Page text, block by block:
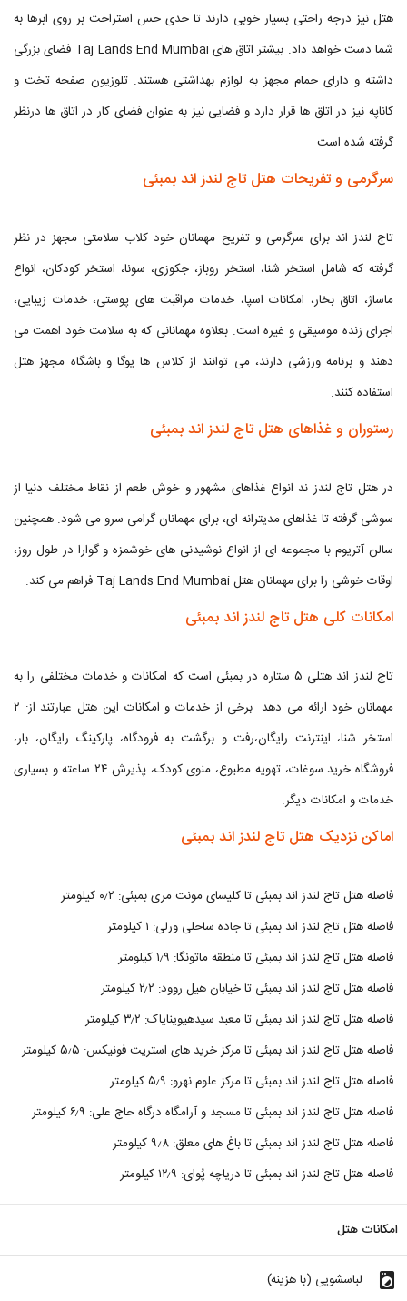
هتل نیز درجه راحتی بسیار خوبی دارند تا حدی حس استراحت بر روی ابرها به
شما دست خواهد داد. بیشتر اتاق های Taj Lands End Mumbai فضای بزرگی
داشته و دارای حمام مجهز به لوازم بهداشتی هستند. تلوزیون صفحه تخت و
کاناپه نیز در اتاق ها قرار دارد و فضایی نیز به عنوان فضای کار در اتاق ها درنظر
گرفته شده است.
سرگرمی و تفریحات هتل تاج لندز اند بمبئی
تاج لندز اند برای سرگرمی و تفریح مهمانان خود کلاب سلامتی مجهز در نظر
گرفته که شامل استخر شنا، استخر روباز، جکوزی، سونا، استخر کودکان، انواع
ماساژ، اتاق بخار، امکانات اسپا، خدمات مراقبت های پوستی، خدمات زیبایی،
اجرای زنده موسیقی و غیره است. بعلاوه مهمانانی که به سلامت خود اهمت می
دهند و برنامه ورزشی دارند، می توانند از کلاس ها یوگا و باشگاه مجهز هتل
استفاده کنند.
رستوران و غذاهای هتل تاج لندز اند بمبئی
در هتل تاج لندز ند انواع غذاهای مشهور و خوش طعم از نقاط مختلف دنیا از
سوشی گرفته تا غذاهای مدیترانه ای، برای مهمانان گرامی سرو می شود. همچنین
سالن آتریوم با مجموعه ای از انواع نوشیدنی های خوشمزه و گوارا در طول روز،
اوقات خوشی را برای مهمانان هتل Taj Lands End Mumbai فراهم می کند.
امکانات کلی هتل تاج لندز اند بمبئی
تاج لندز اند هتلی ۵ ستاره در بمبئی است که امکانات و خدمات مختلفی را به
مهمانان خود ارائه می دهد. برخی از خدمات و امکانات این هتل عبارتند از: ۲
استخر شنا، اینترنت رایگان،رفت و برگشت به فرودگاه، پارکینگ رایگان، بار،
فروشگاه خرید سوغات، تهویه مطبوع، منوی کودک، پذیرش ۲۴ ساعته و بسیاری
خدمات و امکانات دیگر.
اماکن نزدیک هتل تاج لندز اند بمبئی
فاصله هتل تاج لندز اند بمبئی تا کلیسای مونت مری بمبئی: ۰٫۲ کیلومتر
فاصله هتل تاج لندز اند بمبئی تا جاده ساحلی ورلی: ۱ کیلومتر
فاصله هتل تاج لندز اند بمبئی تا منطقه ماتونگا: ۱٫۹ کیلومتر
فاصله هتل تاج لندز اند بمبئی تا خیابان هیل روود: ۲٫۲ کیلومتر
فاصله هتل تاج لندز اند بمبئی تا معبد سیدهیوینایاک: ۳٫۲ کیلومتر
فاصله هتل تاج لندز اند بمبئی تا مرکز خرید های استریت فونیکس: ۵٫۵ کیلومتر
فاصله هتل تاج لندز اند بمبئی تا مرکز علوم نهرو: ۵٫۹ کیلومتر
فاصله هتل تاج لندز اند بمبئی تا مسجد و آرامگاه درگاه حاج علی: ۶٫۹ کیلومتر
فاصله هتل تاج لندز اند بمبئی تا باغ های معلق: ۹٫۸ کیلومتر
فاصله هتل تاج لندز اند بمبئی تا دریاچه پُوای: ۱۲٫۹ کیلومتر
امکانات هتل
local_laundry_service لباسشویی (با هزینه)